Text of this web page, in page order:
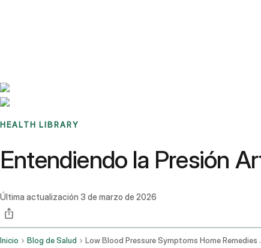
HEALTH LIBRARY
Entendiendo la Presión
Última actualización 3 de marzo de 2026
Inicio Blog de Salud Low Blood